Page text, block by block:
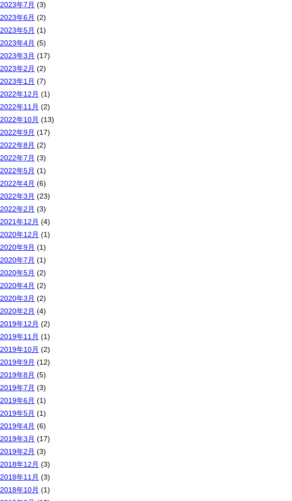
2023年7月 (3)
2023年6月 (2)
2023年5月 (1)
2023年4月 (5)
2023年3月 (17)
2023年2月 (2)
2023年1月 (7)
2022年12月 (1)
2022年11月 (2)
2022年10月 (13)
2022年9月 (17)
2022年8月 (2)
2022年7月 (3)
2022年5月 (1)
2022年4月 (6)
2022年3月 (23)
2022年2月 (3)
2021年12月 (4)
2020年12月 (1)
2020年9月 (1)
2020年7月 (1)
2020年5月 (2)
2020年4月 (2)
2020年3月 (2)
2020年2月 (4)
2019年12月 (2)
2019年11月 (1)
2019年10月 (2)
2019年9月 (12)
2019年8月 (5)
2019年7月 (3)
2019年6月 (1)
2019年5月 (1)
2019年4月 (6)
2019年3月 (17)
2019年2月 (3)
2018年12月 (3)
2018年11月 (3)
2018年10月 (1)